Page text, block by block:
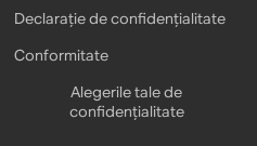
Declarație de confidențialitate
Conformitate
Alegerile tale de
confidențialitate